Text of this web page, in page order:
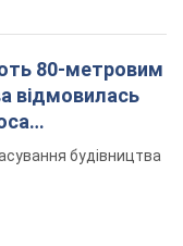
80-метровим
відмовилась
будівництва